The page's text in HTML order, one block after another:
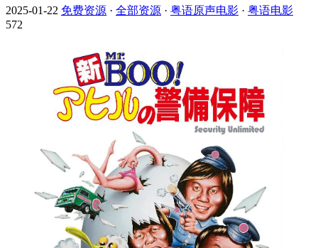
2025-01-22 免费资源 · 全部资源 · 粤语原声电影 · 粤语电影
572